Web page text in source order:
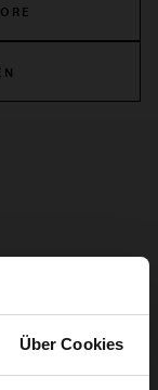
Über Cookies